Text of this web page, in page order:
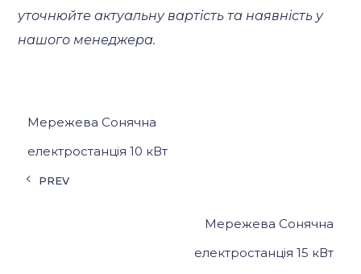
уточнюйте актуальну вартість та наявність у
нашого менеджера.
Мережева Сонячна
електростанція 10 кВт
PREV
Мережева Сонячна
електростанція 15 кВт